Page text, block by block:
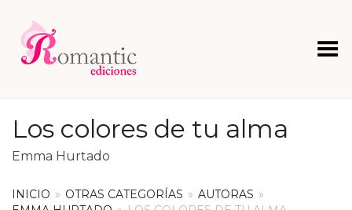
Menú
Los colores de tu alma
Emma Hurtado
INICIO » OTRAS CATEGORÍAS » AUTORAS »